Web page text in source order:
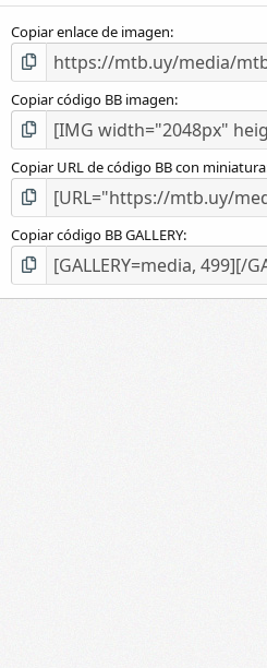
Copiar enlace de imagen
Copiar código BB imagen
Copiar URL de código BB con miniatura
Copiar código BB GALLERY